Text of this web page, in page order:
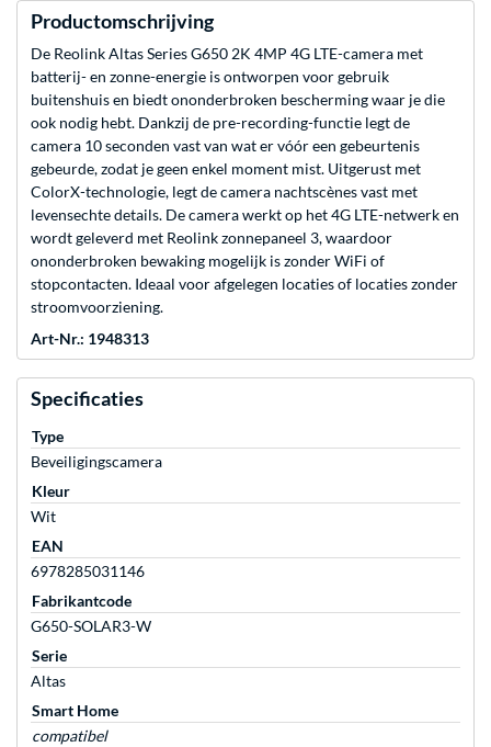
Productomschrijving
De Reolink Altas Series G650 2K 4MP 4G LTE-camera met
batterij- en zonne-energie is ontworpen voor gebruik
buitenshuis en biedt ononderbroken bescherming waar je die
ook nodig hebt. Dankzij de pre-recording-functie legt de
camera 10 seconden vast van wat er vóór een gebeurtenis
gebeurde, zodat je geen enkel moment mist. Uitgerust met
ColorX-technologie, legt de camera nachtscènes vast met
levensechte details. De camera werkt op het 4G LTE-netwerk en
wordt geleverd met Reolink zonnepaneel 3, waardoor
ononderbroken bewaking mogelijk is zonder WiFi of
stopcontacten. Ideaal voor afgelegen locaties of locaties zonder
stroomvoorziening.
Art-Nr.: 1948313
Specificaties
Type
Beveiligingscamera
Kleur
Wit
EAN
6978285031146
Fabrikantcode
G650-SOLAR3-W
Serie
Altas
Smart Home
compatibel